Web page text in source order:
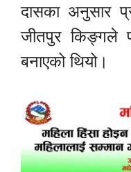
दासका अनुसार
जीतपुर किङ्गले
बनाएको थियो।